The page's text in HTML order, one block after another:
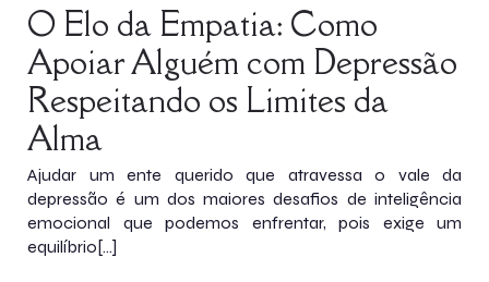
O Elo da Empatia: Como
Apoiar Alguém com Depressão
Respeitando os Limites da
Alma
Ajudar um ente querido que atravessa o vale da
depressão é um dos maiores desafios de inteligência
emocional que podemos enfrentar, pois exige um
equilíbrio[…]